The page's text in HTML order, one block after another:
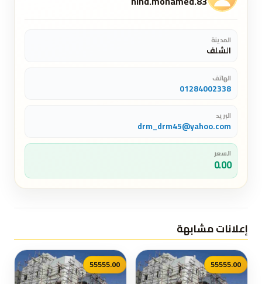
المدينة
الشلف
الهاتف
01284002338
البريد
drm_drm45@yahoo.com
السعر
0.00
إعلانات مشابهة
55555.00
55555.00